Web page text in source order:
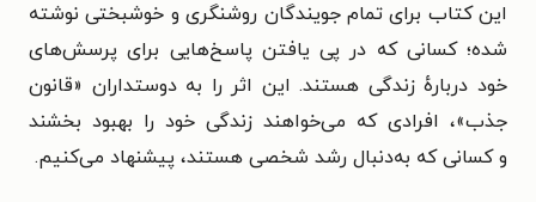
این کتاب برای تمام جویندگان روشنگری و خوشبختی نوشته
شده؛ کسانی که در پی یافتن پاسخ‌هایی برای پرسش‌های
خود دربارهٔ زندگی هستند. این اثر را به دوستداران «قانون
جذب»، افرادی که می‌خواهند زندگی خود را بهبود بخشند
وکسانی که به‌دنبال رشد شخصی هستند، پیشنهاد می‌کنیم.